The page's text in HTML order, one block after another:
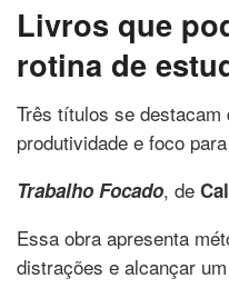
Livros que
rotina de
Três títulos se destacam
produtividade e foco
Trabalho Focado, de
Essa obra apresenta
distrações e alcançar